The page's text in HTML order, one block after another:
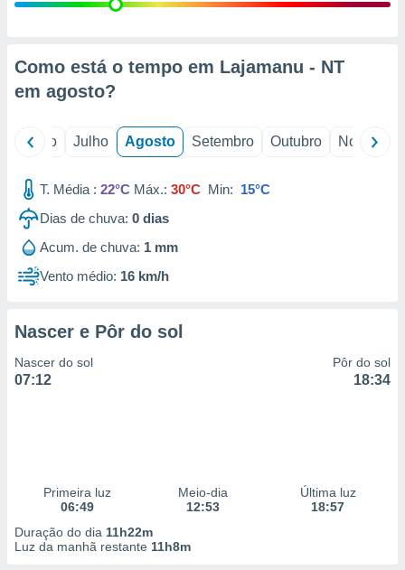
estudos
1199
Como está o tempo em Lajamanu - NT
em agosto?
Junho Julho Agosto Setembro Outubro Novembro
T. Média : 22°C Máx.: 30°C Min: 15°C
Dias de chuva: 0 dias
Acum. de chuva: 1 mm
Vento médio: 16 km/h
Nascer e Pôr do sol
Nascer do sol
07:12
Pôr do sol
18:34
Primeira luz
06:49
Meio-dia
12:53
Última luz
18:57
Duração do dia 11h22m
Luz da manhã restante 11h8m